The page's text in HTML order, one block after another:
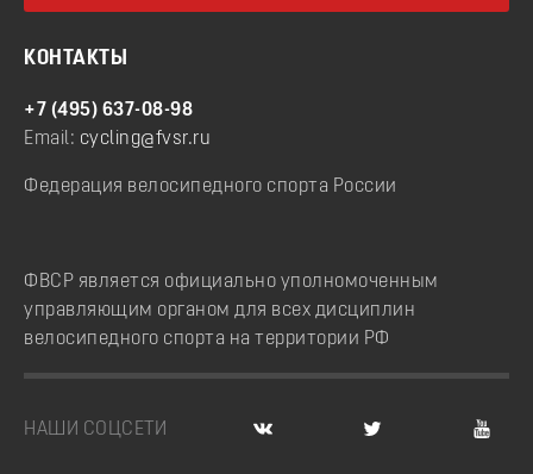
КОНТАКТЫ
+7 (495) 637-08-98
Email: cycling@fvsr.ru
Федерация велосипедного спорта России
ФВСР является официально уполномоченным
управляющим органом для всех дисциплин
велосипедного спорта на территории РФ
НАШИ СОЦСЕТИ